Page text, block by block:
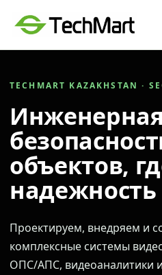
TECHMART KAZAKHSTAN ·
Инженерная
объектов,
Проектируем, внедряем и
комплексные системы
ОПС/АПС, видеоаналитики